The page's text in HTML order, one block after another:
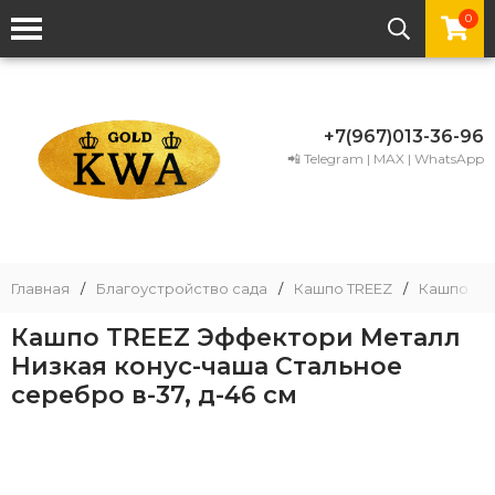
0
+7(967)013-36-96
📲 Telegram | MAX | WhatsApp
Главная / Благоустройство сада / Кашпо TREEZ / Кашпо
Кашпо TREEZ Эффектори Металл
Низкая конус-чаша Стальное
серебро в-37, д-46 см